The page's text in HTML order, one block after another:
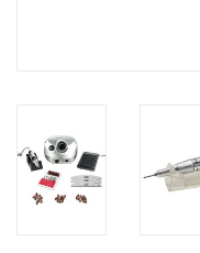
Biab gel/Build It gel